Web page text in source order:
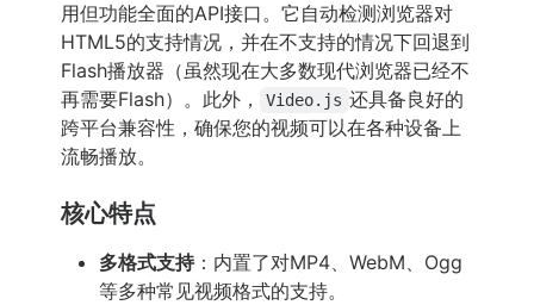
用但功能全面的API接口。它自动检测浏览器对
HTML5的支持情况，并在不支持的情况下回退到
Flash播放器（虽然现在大多数现代浏览器已经不
再需要Flash）。此外，
Video.js 还具备良好的
跨平台兼容性，确保您的视频可以在各种设备上
流畅播放。
核心特点
多格式支持：内置了对MP4、WebM、Ogg
等多种常见视频格式的支持。